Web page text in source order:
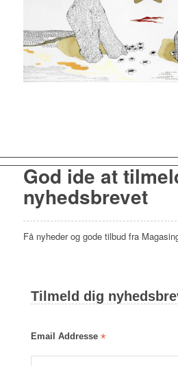
God ide at
nyhedsbrevet
Få nyheder og gode tilbud fra
Tilmeld dig
Email Addresse*